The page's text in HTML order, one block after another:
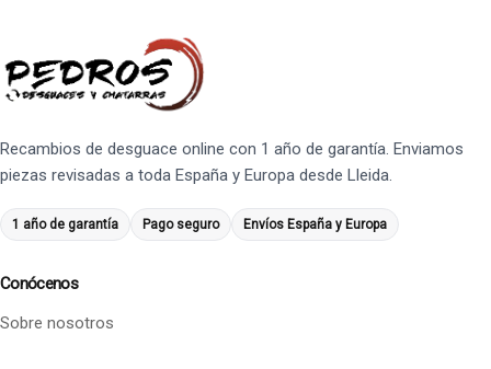
Recambios de desguace online con 1 año de garantía. Enviamos
piezas revisadas a toda España y Europa desde Lleida.
1 año de garantía Pago seguro Envíos España y Europa
Conócenos
Sobre nosotros